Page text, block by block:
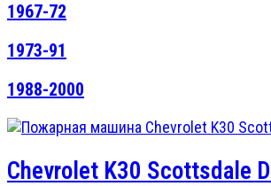
1967-72
1973-91
1988-2000
Chevrolet K30 Scottsdale